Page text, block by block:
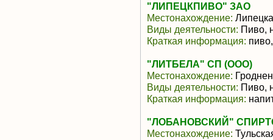
"ЛИПЕЦКПИВО" ЗАО
Местонахождение:
Виды деятельности: Пиво,
Краткая информация:
"ЛИТБЕЛА" СП (ООО)
Местонахождение:
Виды деятельности: Пиво,
Краткая информация:
"ЛОБАНОВСКИЙ"
Местонахождение: